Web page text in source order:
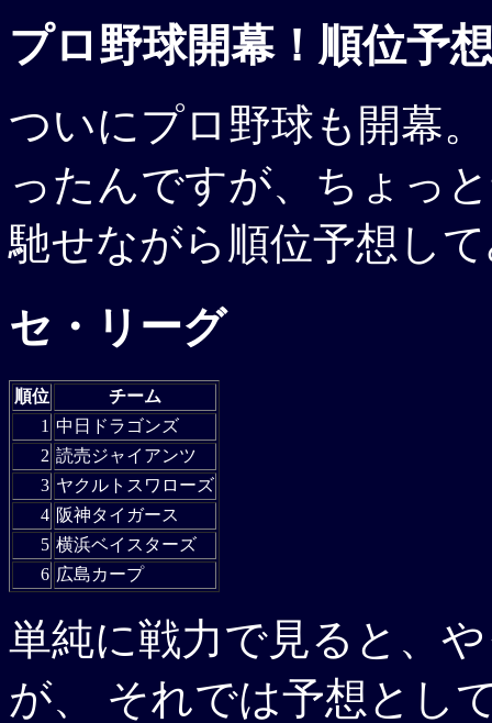
プロ野球開幕！順位予
ついにプロ野球も開幕
ったんですが、ちょっ
馳せながら順位予想し
セ・リーグ
順位
チーム
1 中日ドラゴンズ
2 読売ジャイアンツ
3 ヤクルトスワローズ
4 阪神タイガース
5 横浜ベイスターズ
6 広島カープ
単純に戦力で見ると、
が、 それでは予想とし